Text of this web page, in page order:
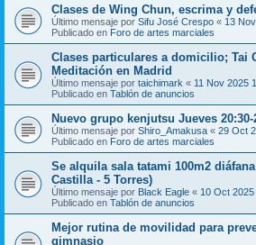
Clases de Wing Chun, escrima y
Último mensaje por Sifu José Crespo « 13
Publicado en Foro de artes marciales
Clases particulares a domicilio; Tai
Meditación en Madrid
Último mensaje por taichimark « 11 Nov 2025
Publicado en Tablón de anuncios
Nuevo grupo kenjutsu Jueves 20:30-
Último mensaje por Shiro_Amakusa « 29 Oct
Publicado en Foro de artes marciales
Se alquila sala tatami 100m2
Castilla - 5 Torres)
Último mensaje por Black Eagle « 10 Oct
Publicado en Tablón de anuncios
Mejor rutina de movilidad para
gimnasio